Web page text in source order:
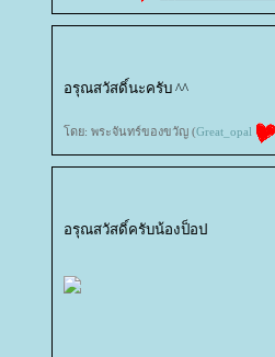
อรุณสวัสดิ์นะครับ ^^
ดย: พระจันทร์ของขวัญ (Great_opal
อรุณสวัสดิ์ครับน้องป็อป